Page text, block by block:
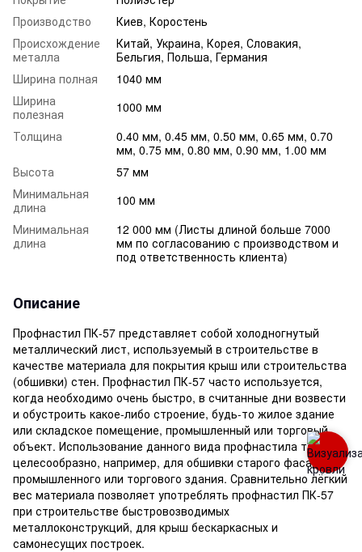
Производство
Киев, Коростень
Происхождение
металла
Китай, Украина, Корея, Словакия,
Бельгия, Польша, Германия
Ширина полная
1040 мм
Ширина
полезная
1000 мм
Толщина
0.40 мм, 0.45 мм, 0.50 мм, 0.65 мм, 0.70
мм, 0.75 мм, 0.80 мм, 0.90 мм, 1.00 мм
Высота
57 мм
Минимальная
длина
100 мм
Минимальная
длина
12 000 мм (Листы длиной больше 7000
мм по согласованию с производством и
под ответственность клиента)
Описание
Профнастил ПК-57 представляет собой холодногнутый
металлический лист, используемый в строительстве в
качестве материала для покрытия крыш или строительства
(обшивки) стен. Профнастил ПК-57 часто используется,
когда необходимо очень быстро, в считанные дни возвести
и обустроить какое-либо строение, будь-то жилое здание
или складское помещение, промышленный или торговый
объект. Использование данного вида профнастила также
целесообразно, например, для обшивки старого фасада
промышленного или торгового здания. Сравнительно лёгкий
вес материала позволяет употреблять профнастил ПК-57
при строительстве быстровозводимых
металлоконструкций, для крыш бескаркасных и
самонесущих построек.